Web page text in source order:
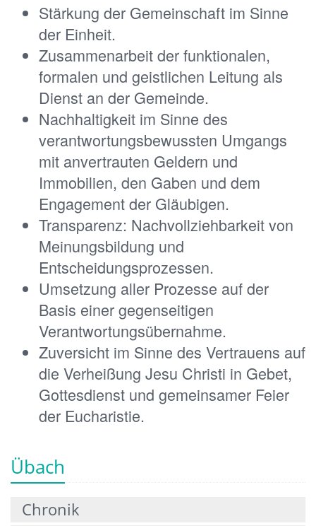
Stärkung der Gemeinschaft im Sinne
der Einheit.
Zusammenarbeit der funktionalen,
formalen und geistlichen Leitung als
Dienst an der Gemeinde.
Nachhaltigkeit im Sinne des
verantwortungsbewussten Umgangs
mit anvertrauten Geldern und
Immobilien, den Gaben und dem
Engagement der Gläubigen.
Transparenz: Nachvollziehbarkeit von
Meinungsbildung und
Entscheidungsprozessen.
Umsetzung aller Prozesse auf der
Basis einer gegenseitigen
Verantwortungsübernahme.
Zuversicht im Sinne des Vertrauens auf
die Verheißung Jesu Christi in Gebet,
Gottesdienst und gemeinsamer Feier
der Eucharistie.
Übach
Chronik